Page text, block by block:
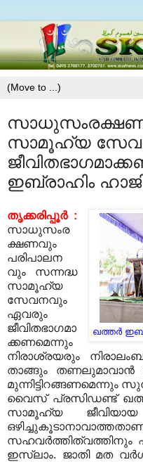
സാമൂഹ്യ
ഇബ്രാഹിം
ഖത്തര്‍
തൃക്കരിപ്പൂര്‍ :
സാധുസംര
ക്ഷണവും
പരിപാലന
വും സന്നദ്ധ
സാമൂഹ്യ
സേവനവും
ഏവരും
ജീവിതഭാഗമാ
ക്കണമെന്നും
നിരാശ്രയരും
താങ്ങും
വൈസ് പ്രസിഡണ്ട്
സാമൂഹ്യ
സഹവര്‍ത്തിത്വത്തിനും
ഇസ്ലാം. ജാതി മത